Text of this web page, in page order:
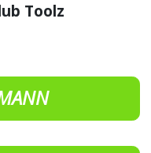
Toolz